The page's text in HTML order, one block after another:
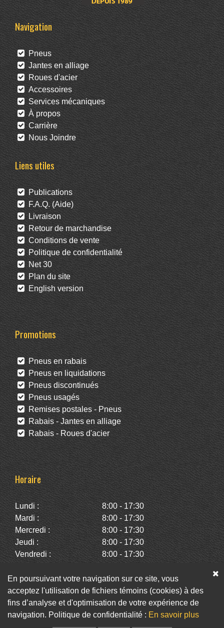
Navigation
Pneus
Jantes en alliage
Roues d'acier
Accessoires
Services mécaniques
À propos
Carrière
Nous Joindre
Liens utiles
Publications
F.A.Q. (Aide)
Livraison
Retour de marchandise
Conditions de vente
Politique de confidentialité
Net 30
Plan du site
English version
Promotions
Pneus en rabais
Pneus en liquidations
Pneus discontinués
Pneus usagés
Remises postales - Pneus
Rabais - Jantes en alliage
Rabais - Roues d'acier
Horaire
Lundi :
8:00 - 17:30
Mardi :
8:00 - 17:30
Mercredi :
8:00 - 17:30
Jeudi :
8:00 - 17:30
Vendredi :
8:00 - 17:30
Dimanche :
Fermé
Facebook Twitter Infolettre
En poursuivant votre navigation sur ce site, vous
acceptez l'utilisation de fichiers témoins (cookies) à des
fins d’analyse et d'optimisation de votre expérience de
navigation. Politique de confidentialité : En savoir plus